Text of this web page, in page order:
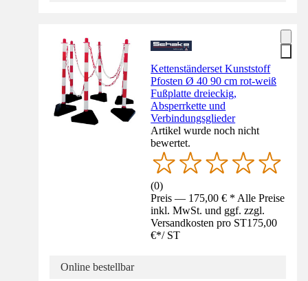
Kettenständerset Kunststoff
Pfosten Ø 40 90 cm rot-weiß
Fußplatte dreieckig,
Absperrkette und
Verbindungsglieder
Artikel wurde noch nicht
bewertet.
(0)
Preis — 175,00 € * Alle Preise
inkl. MwSt. und ggf. zzgl.
Versandkosten pro ST175,00
€*/ ST
Online bestellbar